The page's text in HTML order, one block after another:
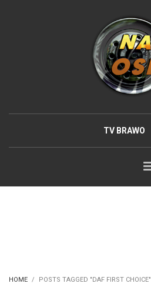
TV BRAWO
HOME POSTS TAGGED "DAF FIRST CHOICE"